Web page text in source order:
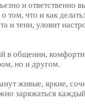
и
том, что и как
и тени, уловит
общении,
но и другом.
живые, яркие,
заряжаться